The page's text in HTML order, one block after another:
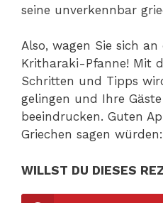
seine unverkennbar
Also, wagen Sie sich an
Kritharaki-Pfanne! Mit
Schritten und Tipps
gelingen und Ihre
beeindrucken. Guten
Griechen sagen
WILLST DU DIESES